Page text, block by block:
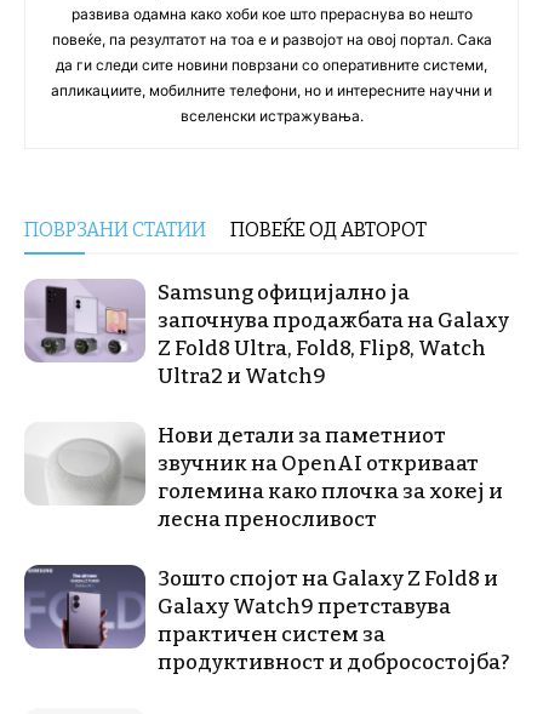
развива одамна како хоби кое што прераснува во нешто
повеќе, па резултатот на тоа е и развојот на овој портал. Сака
да ги следи сите новини поврзани со оперативните системи,
апликациите, мобилните телефони, но и интересните научни и
вселенски истражувања.
ПОВРЗАНИ СТАТИИ ПОВЕЌЕ ОД АВТОРОТ
Samsung официјално ја
започнува продажбата на Galaxy
Z Fold8 Ultra, Fold8, Flip8, Watch
Ultra2 и Watch9
Нови детали за паметниот
звучник на OpenAI откриваат
големина како плочка за хокеј и
лесна преносливост
Зошто спојот на Galaxy Z Fold8 и
Galaxy Watch9 претставува
практичен систем за
продуктивност и добросостојба?